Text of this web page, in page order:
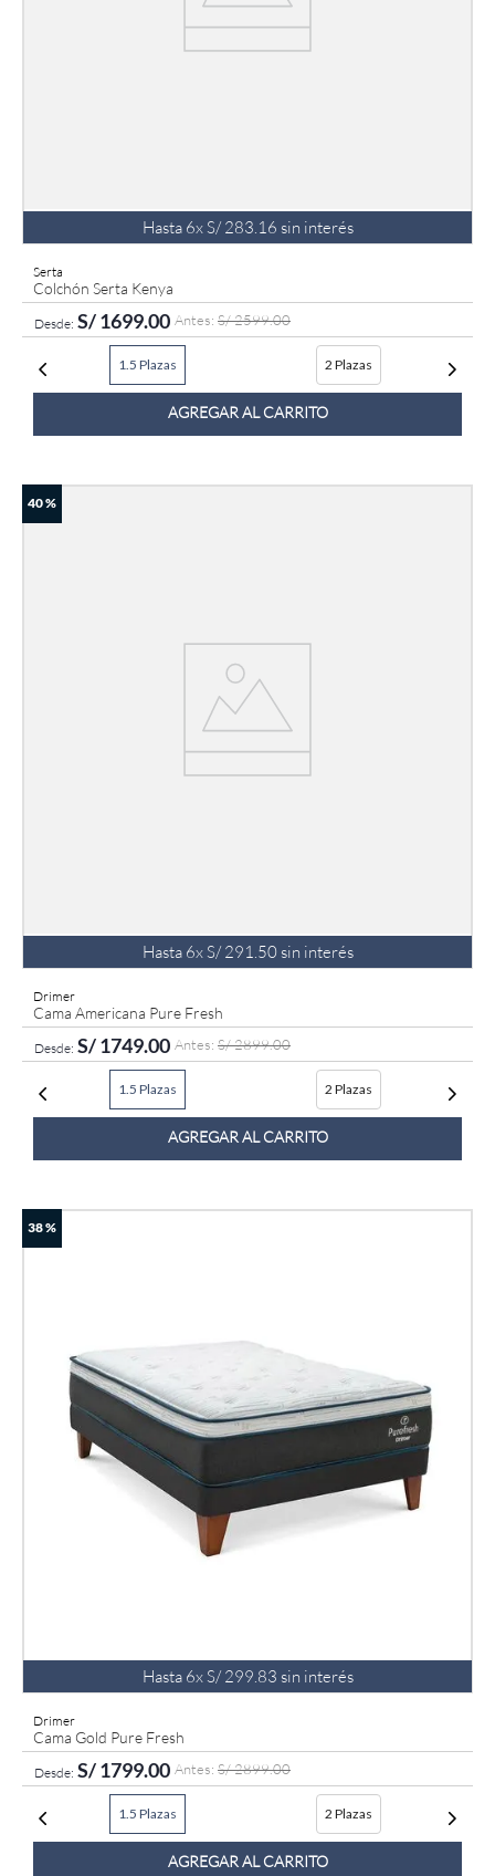
Hasta 6xS/ 283 16 sin interés
Serta
Colchón Serta Kenya
S/1699.00 S/2599.00
1.5 Plazas 2 Plazas
AGREGAR AL CARRITO
40 %
Hasta 6xS/ 291 50sin interés
Drimer
Cama Americana Pure Fresh
S/1749.00 S/2899.00
1.5 Plazas 2 Plazas
AGREGAR AL CARRITO
38 %
Hasta 6xS/ 299 83 sin interés
Drimer
Cama Gold Pure Fresh
S/1799.00 S/2899.00
1.5 Plazas 2 Plazas
AGREGAR AL CARRITO